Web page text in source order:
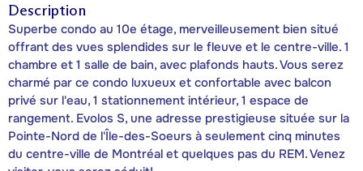
Description
Superbe condo au 10e étage, merveilleusement bien situé
offrant des vues splendides sur le fleuve et le centre-ville. 1
chambre et 1 salle de bain, avec plafonds hauts. Vous serez
charmé par ce condo luxueux et confortable avec balcon
privé sur l'eau, 1 stationnement intérieur, 1 espace de
rangement. Evolos S, une adresse prestigieuse située sur la
Pointe-Nord de l'Île-des-Soeurs à seulement cinq minutes
du centre-ville de Montréal et quelques pas du REM. Venez